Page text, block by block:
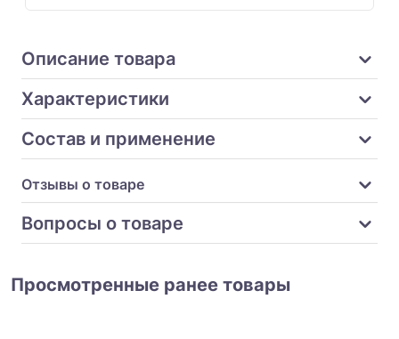
Описание товара
Характеристики
Состав и применение
Отзывы о товаре
Вопросы о товаре
Просмотренные ранее товары